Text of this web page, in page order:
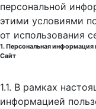
персональной
этими условиями
от использования
1. Персональная информация
Сайт
1.1. В рамках
информацией